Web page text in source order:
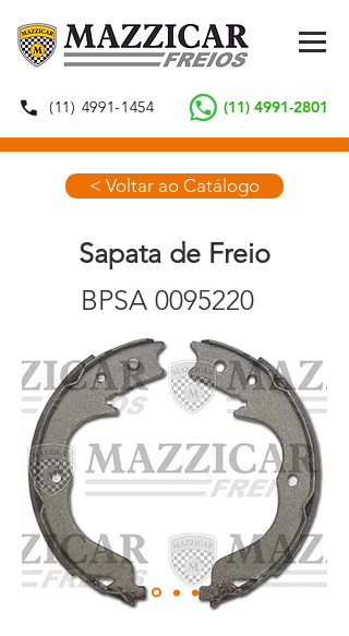
(11) 4991-1454 (11) 4991-2801
< Voltar ao Catálogo
Sapata de Freio
BPSA 0095220